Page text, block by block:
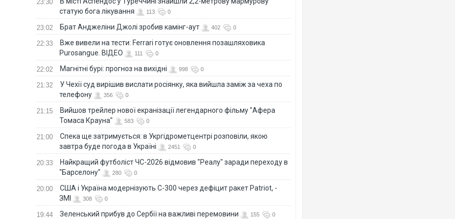
23:30
статую бога лікування
113 0
23:02 Брат Анджеліни Джолі зробив камінг-аут 402 0
22:33
Вже вивели на тести: Ferrari готує оновлення позашляховика
Purosangue. ВІДЕО
111 0
22:02 Магнітні бурі: прогноз на вихідні 998 0
21:32
У Чехії суд вирішив вислати росіянку, яка вийшла заміж за чеха по
телефону
356 0
21:15
Вийшов трейлер нової екранізації легендарного фільму "Афера
Томаса Крауна"
583 0
21:00
Спека ще затримується: в Укргідрометцентрі розповіли, якою
завтра буде погода в Україні
2451 0
20:33
Найкращий футболіст ЧС-2026 відмовив "Реалу" заради переходу в
"Барселону"
280 0
20:00
США і Україна модернізують С-300 через дефіцит ракет Patriot, -
ЗМІ
308 0
19:44 Зеленський прибув до Сербії на важливі перемовини 155 0